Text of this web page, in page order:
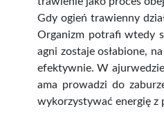
Gdy ogień trawienny
Organizm potrafi wtedy
agni zostaje osłabione,
efektywnie. W
ama prowadzi do
wykorzystywać energię z